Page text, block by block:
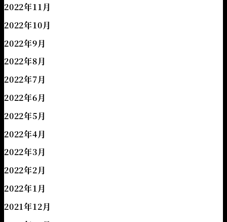
2022年11月
2022年10月
2022年9月
2022年8月
2022年7月
2022年6月
2022年5月
2022年4月
2022年3月
2022年2月
2022年1月
2021年12月